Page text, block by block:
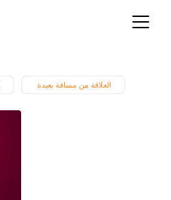
العلاقة من مسافة بعيدة